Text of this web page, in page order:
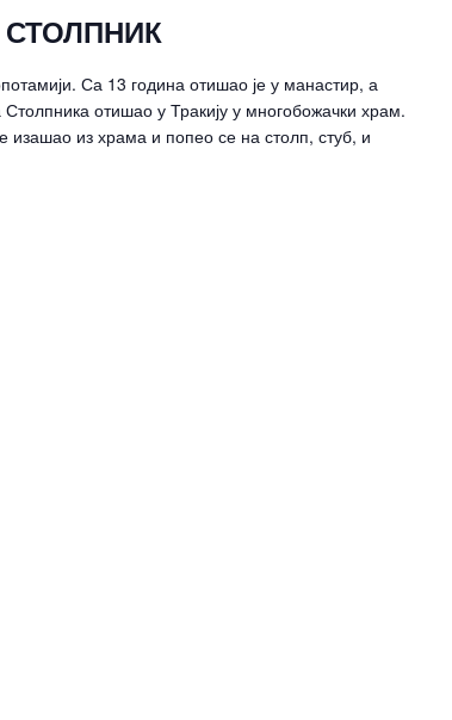
Са 13 година отишао је у манастир, а
отишао у Тракију у многобожачки храм.
изашао из храма и попео се на столп, стуб, и